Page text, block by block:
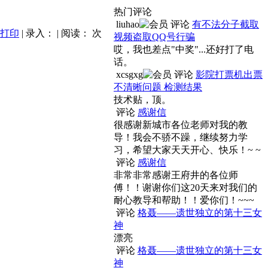
打印 | 录入： | 阅读：
次
热门评论
liuhao
评论 有不法分子截取
视频盗取QQ号行骗
哎，我也差点"中奖"...还好打了电
话。
xcsgxg
评论 影院打票机出票
不清晰问题 检测结果
技术贴，顶。
评论 感谢信
很感谢新城市各位老师对我的教
导！我会不骄不躁，继续努力学
习，希望大家天天开心、快乐！~ ~
评论 感谢信
非常非常感谢王府井的各位师
傅！！谢谢你们这20天来对我们的
耐心教导和帮助！！爱你们！~~~
评论 格聂——遗世独立的第十三女
神
漂亮
评论 格聂——遗世独立的第十三女
神